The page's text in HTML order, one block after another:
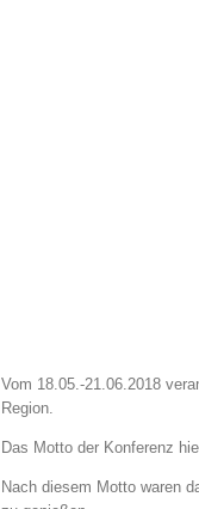
Vom 18.05.-21.06.2018
Region.
Das Motto der Konferenz
Nach diesem Motto waren